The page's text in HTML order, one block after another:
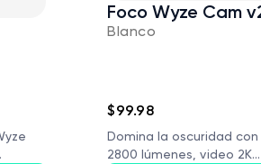
Foco Wyze Cam
Blanco
$99.98
Domina la oscuridad con
2800 lúmenes, video 2K...